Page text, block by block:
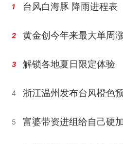
1 台风白海豚 降雨进程表
2 黄金创今年来最大单周
3 解锁各地夏日限定体验
4 浙江温州发布台风橙色
5